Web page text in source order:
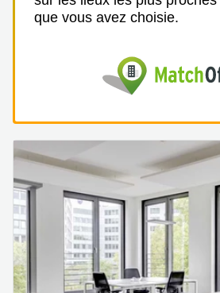
que vous avez choisie.